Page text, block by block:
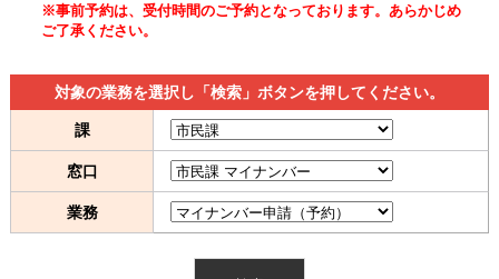
待ち状況確認
交付状況確認
メール通知登録
混雑予想カレンダー
※事前予約は、受付時間のご予約となっております。あらかじめ
ご了承ください。
対象の業務を選択し「検索」ボタンを押してください。
課
窓口
業務